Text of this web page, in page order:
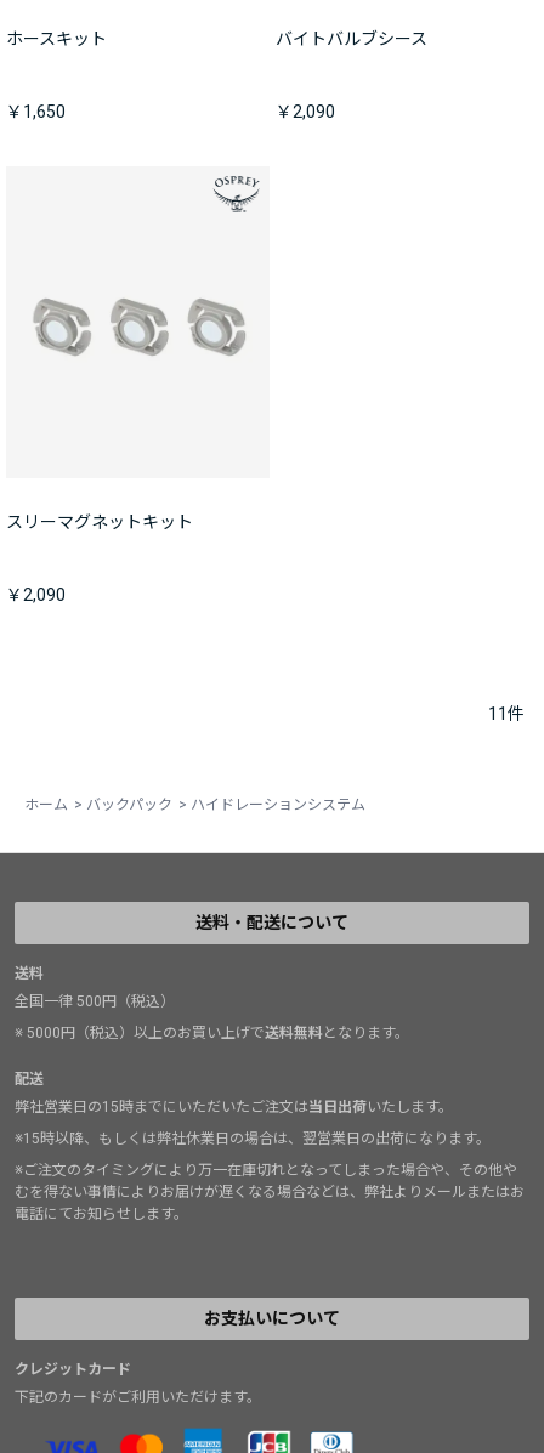
ホースキット
￥1,650
バイトバルブシース
￥2,090
スリーマグネットキット
￥2,090
11件
ホーム > バックパック > ハイドレーションシステム
送料・配送について
送料
全国一律 500円（税込）
※ 5000円（税込）以上のお買い上げで送料無料となります。
配送
弊社営業日の15時までにいただいたご注文は当日出荷いたします。
※15時以降、もしくは弊社休業日の場合は、翌営業日の出荷になります。
※ご注文のタイミングにより万一在庫切れとなってしまった場合や、その他や
むを得ない事情によりお届けが遅くなる場合などは、弊社よりメールまたはお
電話にてお知らせします。
お支払いについて
クレジットカード
下記のカードがご利用いただけます。